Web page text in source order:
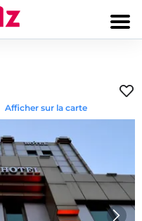
Afficher sur la carte